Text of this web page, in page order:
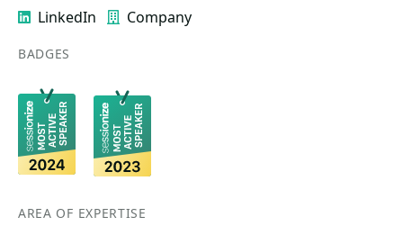
LinkedIn Company
BADGES
AREA OF EXPERTISE